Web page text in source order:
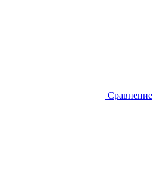
Сравнение